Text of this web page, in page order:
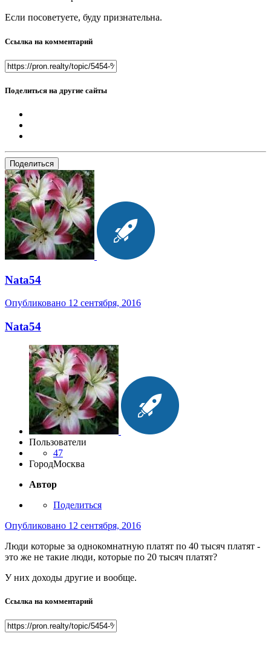
Если посоветуете, буду признательна.
Ссылка на комментарий
Поделиться на другие сайты
Поделиться
Nata54
Опубликовано 12 сентября, 2016
Nata54
Пользователи
47
ГородМосква
Автор
Поделиться
Опубликовано 12 сентября, 2016
Люди которые за однокомнатную платят по 40 тысяч платят -
это же не такие люди, которые по 20 тысяч платят?
У них доходы другие и вообще.
Ссылка на комментарий